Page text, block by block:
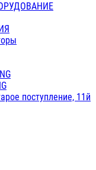
поступление, 11й